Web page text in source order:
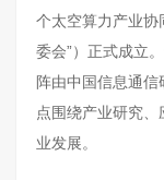
个太空算力产业协
委会”）正式成立
阵由中国信息通信
点围绕产业研究
业发展。